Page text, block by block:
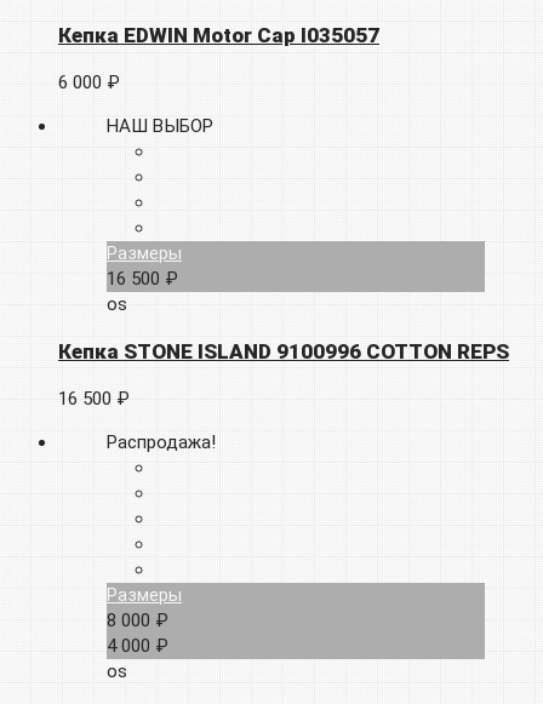
Кепка EDWIN Motor Cap I035057
6 000 ₽
НАШ ВЫБОР
Размеры
16 500 ₽
os
Кепка STONE ISLAND 9100996 COTTON REPS
16 500 ₽
Распродажа!
Размеры
8 000 ₽
4 000 ₽
os